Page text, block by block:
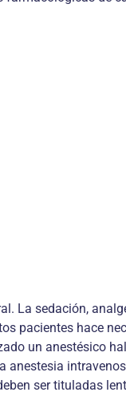
La sedación,
pacientes hace
un anestésico
ser tituladas